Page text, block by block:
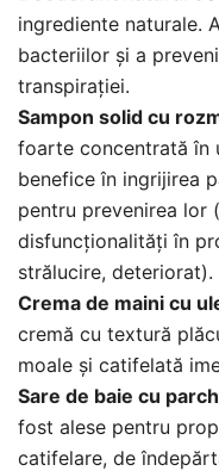
ingrediente naturale.
bacteriilor și a
transpirației.
Sampon solid cu
foarte concentrată în
benefice în ingrijirea
pentru prevenirea lor
disfuncționalități în
strălucire, deteriorat).
Crema de maini cu
cremă cu textură
moale și catifelată
Sare de baie cu
fost alese pentru
catifelare, de